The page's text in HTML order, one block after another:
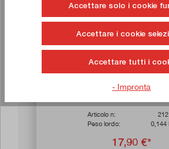
Valutazione
Goniometro con guida
Articolo n:
Peso lordo:
0,144
17,90 €*
Accettare solo i cookie
Accettare i cookie
Accettare tutti i
- Impronta